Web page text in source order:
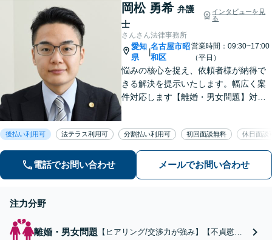
岡松 勇希 弁護
士
インタビューを見
る
さんさん法律事務所
愛知
県
名古屋市昭
和区
営業時間：09:30~17:00
（平日）
悩みの核心を捉え、依頼者様が納得で
きる解決を提示いたします。幅広く案
件対応します【離婚・男女問題】対応
業展開できるよう、法律家の視点でサ
ポートします！【御器所駅／桜山駅徒
後払い利用可 法テラス利用可 分割払い利用可 初回面談無料 休日面談
電話でお問い合わせ メールでお問い合わせ
注力分野
離婚・男女問題 【ヒアリング/交渉力が強み】【不貞慰謝